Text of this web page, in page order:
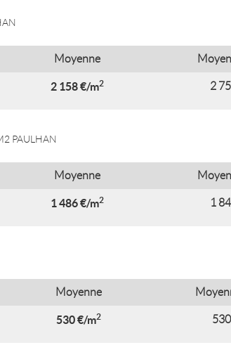
Moyenne
2 158 €/m2 2
PAULHAN
Moyenne
1 486 €/m2 1
Moyenne
530 €/m2